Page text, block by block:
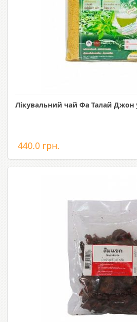
Лікувальний чай Фа Талай Джон
440.0 грн.